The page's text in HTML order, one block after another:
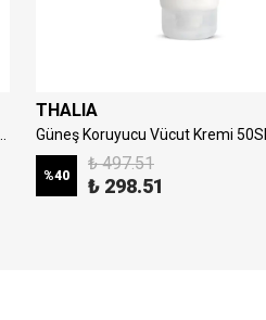
THALIA
Güneş Koruyucu Vücut Kremi
%40
₺ 497.51
₺ 298.51